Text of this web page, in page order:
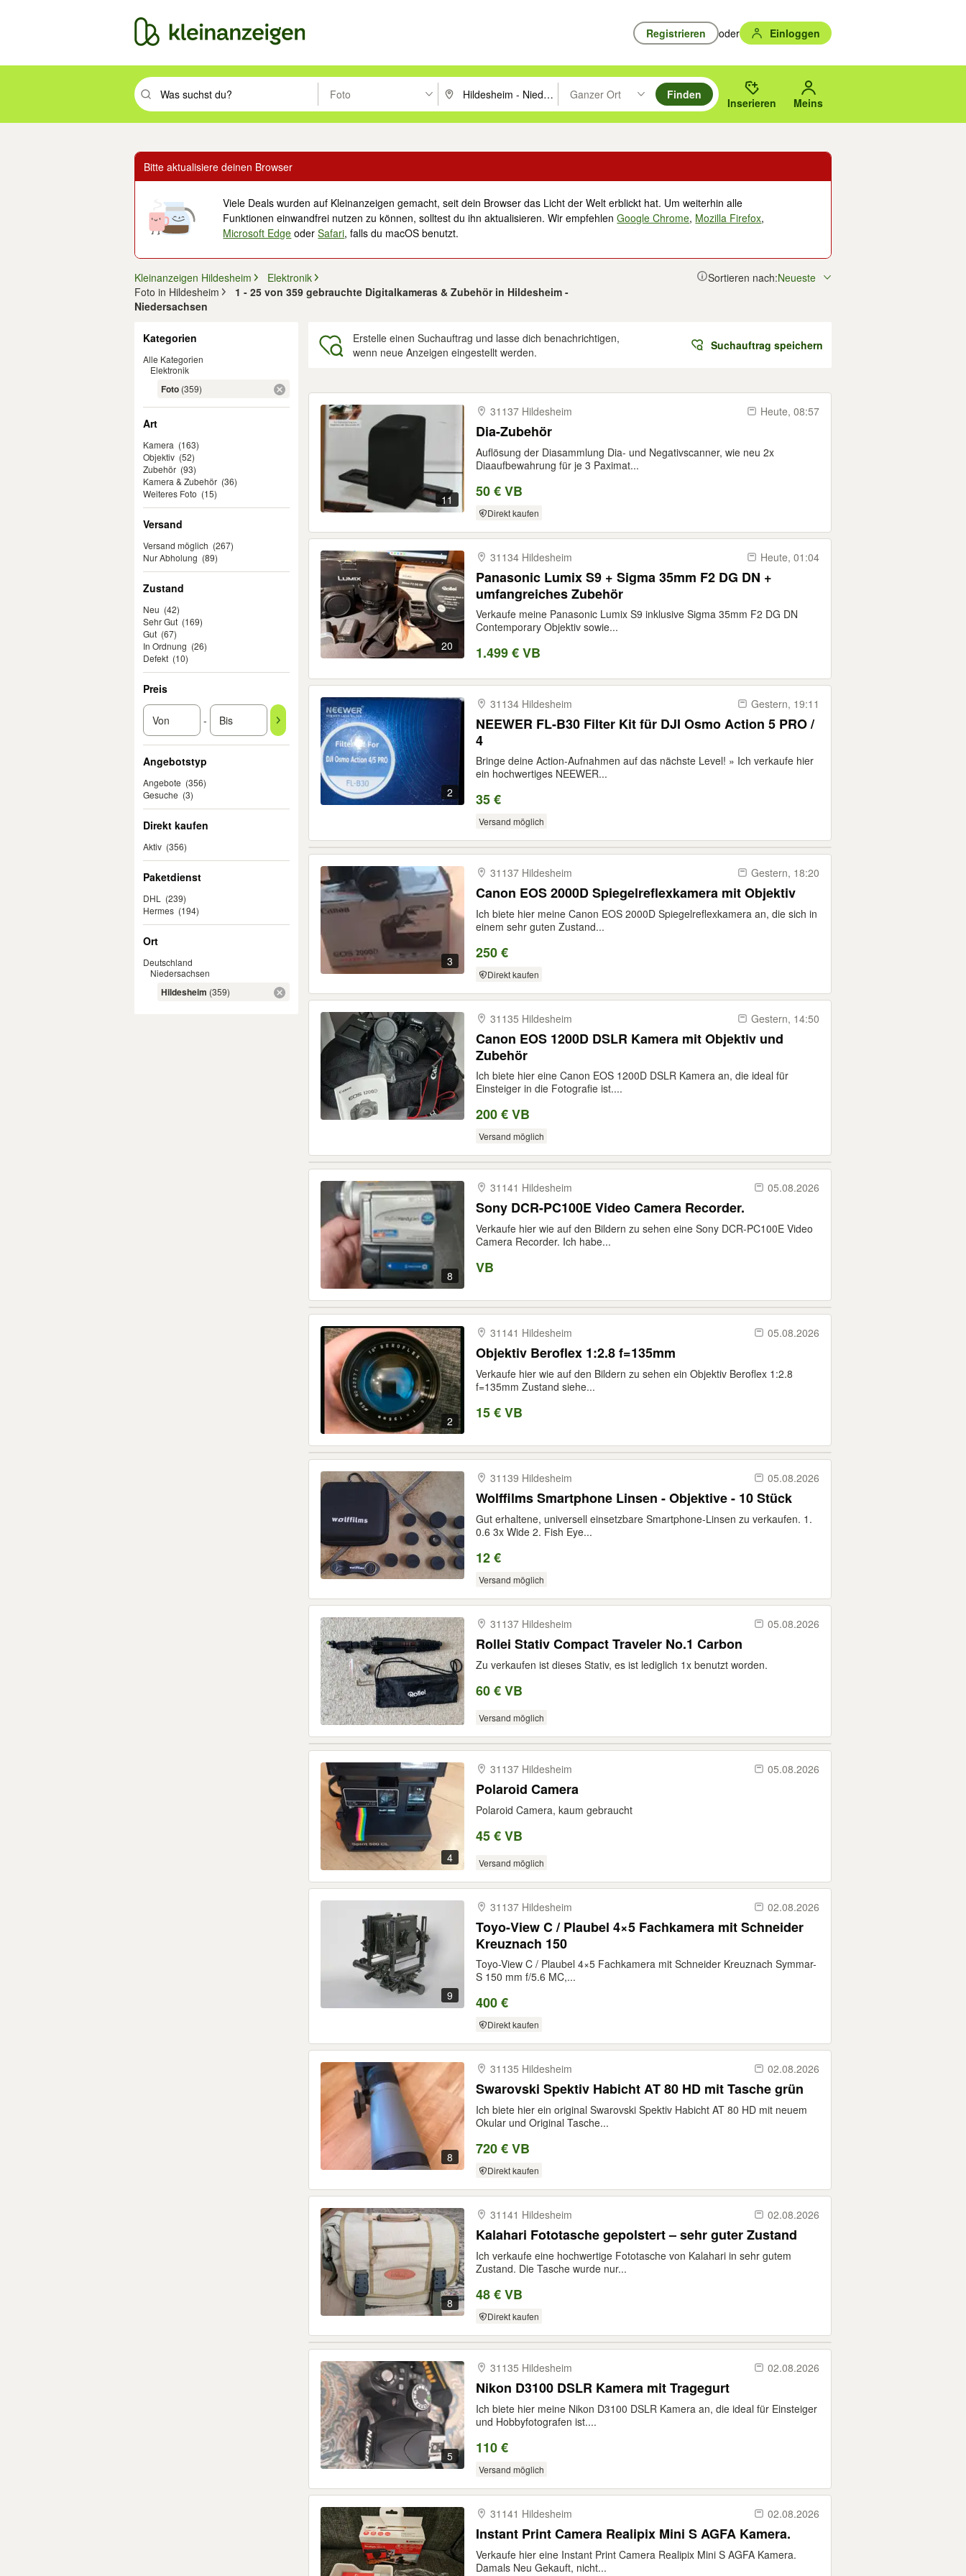
Registrieren oder Einloggen
Suchbegriff eingeben. Eingabetaste drücken um zu suchen, oder Vorschläge mit den Pfeiltasten nach oben/unten durchsuchen und mit Eingabetaste auswählen.
Foto PLZ oder Ort eingeben. Eingabetaste drücken um zu suchen, oder Vorschläge mit den Pfeiltasten nach oben/
Ganzer Ort
Suche im Umkreis des gewählten Orts oder PLZ.
Finden
Inserieren Meins
Bitte aktualisiere deinen Browser
Viele Deals wurden auf Kleinanzeigen gemacht, seit dein Browser das Licht der Welt erblickt hat. Um weiterhin alle
Funktionen einwandfrei nutzen zu können, solltest du ihn aktualisieren. Wir empfehlenGoogle Chrome, Mozilla Firefox,
Microsoft Edge oderSafari, falls du macOS benutzt.
Kleinanzeigen Hildesheim
Elektronik
Foto in Hildesheim
1 - 25 von 359 gebrauchte Digitalkameras & Zubehör in Hildesheim -
Niedersachsen
Sortieren nach:Neueste
Kategorien
Alle Kategorien
Elektronik
Foto (359)
Art
Kamera (163)
Objektiv (52)
Zubehör (93)
Kamera & Zubehör (36)
Weiteres Foto (15)
Versand
Versand möglich (267)
Nur Abholung (89)
Zustand
Neu (42)
Sehr Gut (169)
Gut (67)
In Ordnung (26)
Defekt (10)
Preis
-
Angebotstyp
Angebote (356)
Gesuche (3)
Direkt kaufen
Aktiv (356)
Paketdienst
DHL
(239)
Hermes (194)
Ort
Deutschland
Niedersachsen
Hildesheim (359)
Erstelle einen Suchauftrag und lasse dich benachrichtigen,
wenn neue Anzeigen eingestellt werden.
Suchauftrag speichern
11
31137 Hildesheim Heute, 08:57
Dia-Zubehör
Auflösung der Diasammlung Dia- und Negativscanner, wie neu 2x
Diaaufbewahrung für je 3 Paximat...
50 € VB
Direkt kaufen
20
31134 Hildesheim Heute, 01:04
Panasonic Lumix S9 + Sigma 35mm F2 DG DN +
umfangreiches Zubehör
Verkaufe meine Panasonic Lumix S9 inklusive Sigma 35mm F2 DG DN
Contemporary Objektiv sowie...
1.499 € VB
2
31134 Hildesheim Gestern, 19:11
NEEWER FL-B30 Filter Kit für DJI Osmo Action 5 PRO /
4
Bringe deine Action-Aufnahmen auf das nächste Level! » Ich verkaufe hier
ein hochwertiges NEEWER...
35 €
Versand möglich
3
31137 Hildesheim Gestern, 18:20
Canon EOS 2000D Spiegelreflexkamera mit Objektiv
Ich biete hier meine Canon EOS 2000D Spiegelreflexkamera an, die sich in
einem sehr guten Zustand...
250 €
Direkt kaufen
31135 Hildesheim Gestern, 14:50
Canon EOS 1200D DSLR Kamera mit Objektiv und
Zubehör
Ich biete hier eine Canon EOS 1200D DSLR Kamera an, die ideal für
Einsteiger in die Fotografie ist....
200 € VB
Versand möglich
8
31141 Hildesheim 05.08.2026
Sony DCR-PC100E Video Camera Recorder.
Verkaufe hier wie auf den Bildern zu sehen eine Sony DCR-PC100E Video
Camera Recorder. Ich habe...
VB
2
31141 Hildesheim 05.08.2026
Objektiv Beroflex 1:2.8 f=135mm
Verkaufe hier wie auf den Bildern zu sehen ein Objektiv Beroflex 1:2.8
f=135mm Zustand siehe...
15 € VB
31139 Hildesheim 05.08.2026
Wolffilms Smartphone Linsen - Objektive - 10 Stück
Gut erhaltene, universell einsetzbare Smartphone-Linsen zu verkaufen. 1.
0.6 3x Wide 2. Fish Eye...
12 €
Versand möglich
31137 Hildesheim 05.08.2026
Rollei Stativ Compact Traveler No.1 Carbon
Zu verkaufen ist dieses Stativ, es ist lediglich 1x benutzt worden.
60 € VB
Versand möglich
4
31137 Hildesheim 05.08.2026
Polaroid Camera
Polaroid Camera, kaum gebraucht
45 € VB
Versand möglich
9
31137 Hildesheim 02.08.2026
Toyo-View C / Plaubel 4×5 Fachkamera mit Schneider
Kreuznach 150
Toyo-View C / Plaubel 4×5 Fachkamera mit Schneider Kreuznach Symmar-
S 150 mm f/5.6 MC,...
400 €
Direkt kaufen
8
31135 Hildesheim 02.08.2026
Swarovski Spektiv Habicht AT 80 HD mit Tasche grün
Ich biete hier ein original Swarovski Spektiv Habicht AT 80 HD mit neuem
Okular und Original Tasche...
720 € VB
Direkt kaufen
8
31141 Hildesheim 02.08.2026
Kalahari Fototasche gepolstert – sehr guter Zustand
Ich verkaufe eine hochwertige Fototasche von Kalahari in sehr gutem
Zustand. Die Tasche wurde nur...
48 € VB
Direkt kaufen
5
31135 Hildesheim 02.08.2026
Nikon D3100 DSLR Kamera mit Tragegurt
Ich biete hier meine Nikon D3100 DSLR Kamera an, die ideal für Einsteiger
und Hobbyfotografen ist....
110 €
Versand möglich
31141 Hildesheim 02.08.2026
Instant Print Camera Realipix Mini S AGFA Kamera.
Verkaufe hier eine Instant Print Camera Realipix Mini S AGFA Kamera.
Damals Neu Gekauft, nicht...